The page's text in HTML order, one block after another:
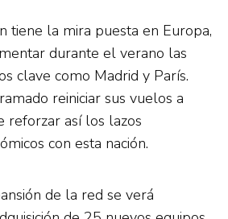
tiene la mira puesta en Europa,
durante el verano las
clave como Madrid y París.
reiniciar sus vuelos a
reforzar así los lazos
con esta nación.
de la red se verá